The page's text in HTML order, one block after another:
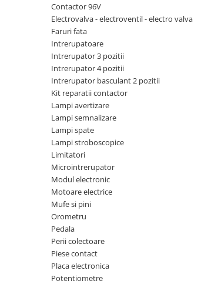
Roata transpaleta
Piese motor
Alternatoare
Electromotoare
Pompa combustibil
Pompa de apa
Radiator racire ulei hidraulic
Radiator apa
Bobina de pornire
Bobina de oprire
Bobina de acceleratie
Curea alternator - transmisie
Curea distributie
Esapament
Busoane - dopuri
Ventilatoare
Pompa de ulei
Piese Hyster
Piese Parker
Piese Hyundai
Piese Terex
Piese Lombardini
Piese Linde
Piese Multitel
Piese Massey Ferguson
Piese Steyr
Piese Landini
Piese New Holland
Piese Takeuchi
Piese Kobelco
Piese Jungheinrich
Contactor 96V
Electrovalva - electroventil - electro valva
Faruri fata
Intrerupatoare
Intrerupator 3 pozitii
Intrerupator 4 pozitii
Intrerupator basculant 2 pozitii
Kit reparatii contactor
Lampi avertizare
Lampi semnalizare
Lampi spate
Lampi stroboscopice
Limitatori
Microintrerupator
Modul electronic
Motoare electrice
Mufe si pini
Orometru
Pedala
Perii colectoare
Piese contact
Placa electronica
Potentiometre